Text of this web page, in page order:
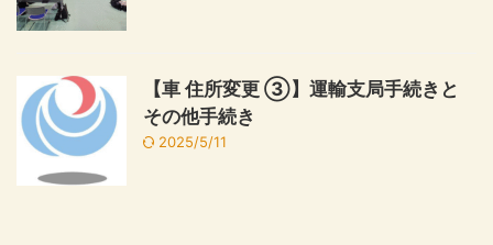
【車 住所変更 ③】運輸支局手続きと
その他手続き
2025/5/11